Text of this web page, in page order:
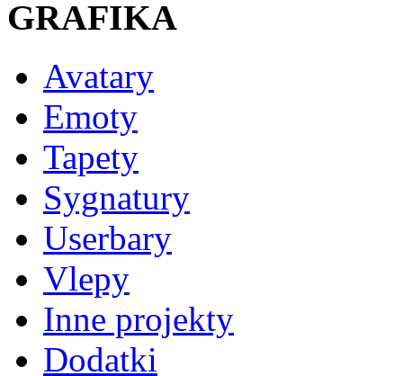
GRAFIKA
Avatary
Emoty
Tapety
Sygnatury
Userbary
Vlepy
Inne projekty
Dodatki